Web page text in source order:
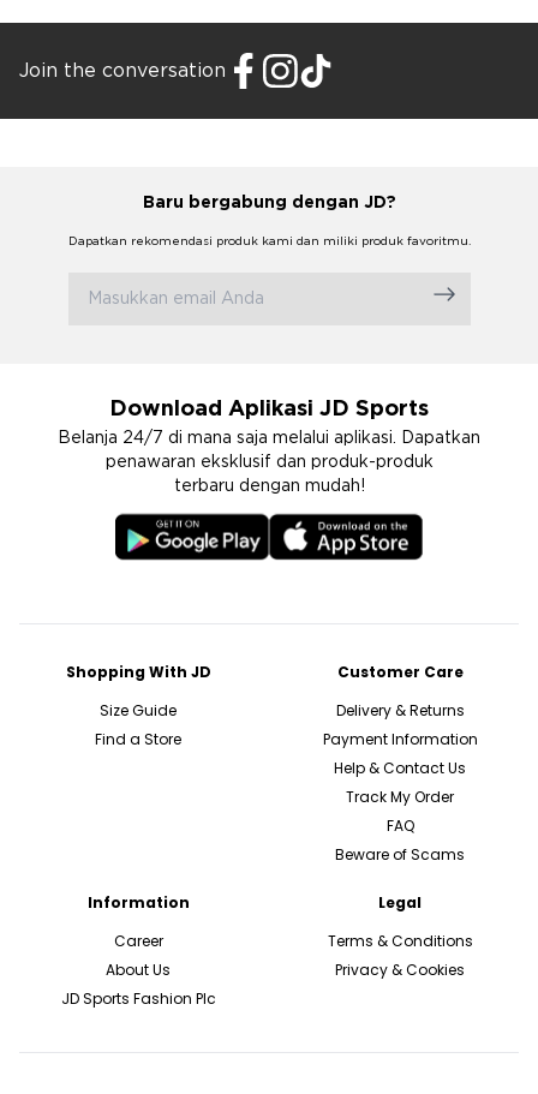
Join the conversation
Baru bergabung dengan JD?
Dapatkan rekomendasi produk kami dan miliki produk favoritmu.
Download Aplikasi JD Sports
Belanja 24/7 di mana saja melalui aplikasi. Dapatkan
penawaran eksklusif dan produk-produk
terbaru dengan mudah!
Shopping With JD
Size Guide
Find a Store
Customer Care
Delivery & Returns
Payment Information
Help & Contact Us
Track My Order
FAQ
Beware of Scams
Information
Career
About Us
JD Sports Fashion Plc
Legal
Terms & Conditions
Privacy & Cookies